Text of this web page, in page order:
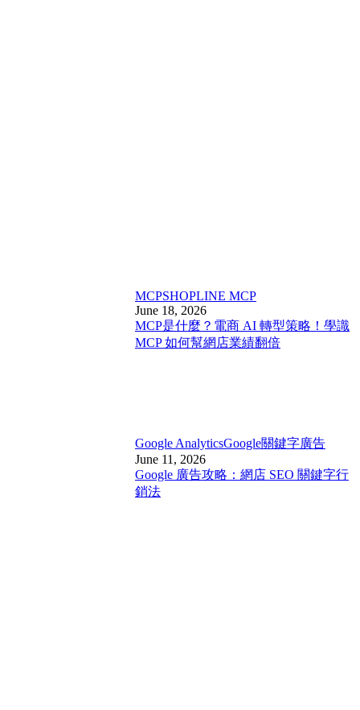
MCPSHOPLINE MCP
June 18, 2026
MCP是什麼？電商 AI 轉型策略！學識
MCP 如何幫網店業績翻倍
Google AnalyticsGoogle關鍵字廣告
June 11, 2026
Google 廣告攻略：網店 SEO 關鍵字行
銷法